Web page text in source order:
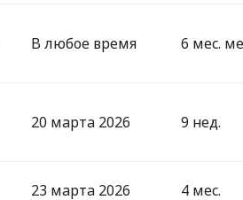
6 мес.
В любое время
9 нед.
20 марта 2026
4 мес.
23 марта 2026